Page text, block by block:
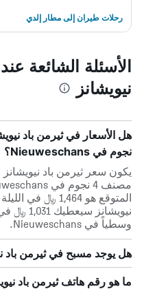
رحلات طيران إلى مطار إلدي
الأسئلة الشائعة
نيويشانز
نجوم في Nieuweschans؟
يكون سعر ثيرمن باد
وسطياً في Nieuweschans.
هل يوجد مسبح في ثيرمن باد
ما هو رقم هاتف ثيرمن باد